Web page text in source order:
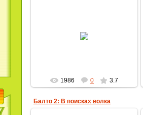
1986 0 3.7
Балто 2: В поисках волка